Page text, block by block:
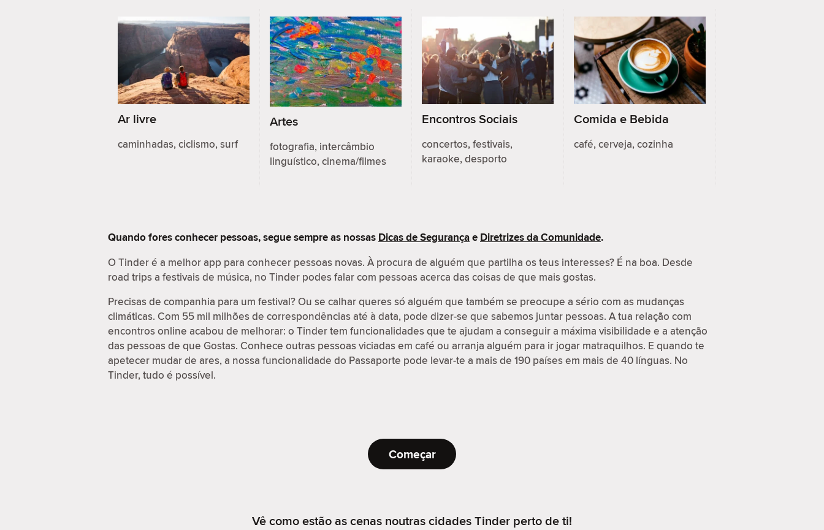
Ar livre
caminhadas, ciclismo, surf
Artes
fotografia, intercâmbio
linguístico, cinema/filmes
Encontros Sociais
concertos, festivais,
karaoke, desporto
Comida e Bebida
café, cerveja, cozinha
Quando fores conhecer pessoas, segue sempre as nossas Dicas de Segurançae Diretrizes da Comunidade.
O Tinder é a melhor app para conhecer pessoas novas. À procura de alguém que partilha os teus interesses? É na boa. Desde
road trips a festivais de música, no Tinder podes falar com pessoas acerca das coisas de que mais gostas.
Precisas de companhia para um festival? Ou se calhar queres só alguém que também se preocupe a sério com as mudanças
climáticas. Com 55 mil milhões de correspondências até à data, pode dizer-se que sabemos juntar pessoas. A tua relação com
encontros online acabou de melhorar: o Tinder tem funcionalidades que te ajudam a conseguir a máxima visibilidade e a atenção
das pessoas de que Gostas. Conhece outras pessoas viciadas em café ou arranja alguém para ir jogar matraquilhos. E quando te
apetecer mudar de ares, a nossa funcionalidade do Passaporte pode levar-te a mais de 190 países em mais de 40 línguas. No
Tinder, tudo é possível.
Começar
Vê como estão as cenas noutras cidades Tinder perto de ti!